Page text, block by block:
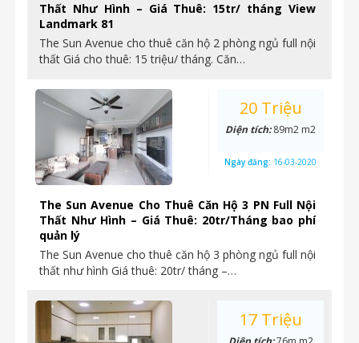
Thất Như Hình – Giá Thuê: 15tr/ tháng View
Landmark 81
The Sun Avenue cho thuê căn hộ 2 phòng ngủ full nội
thất Giá cho thuê: 15 triệu/ tháng. Căn…
The Sun Avenue Cho Thuê Căn Hộ 3 PN Full Nội
Thất Như Hình – Giá Thuê: 20tr/Tháng bao phí
quản lý
The Sun Avenue cho thuê căn hộ 3 phòng ngủ full nội
thất như hình Giá thuê: 20tr/ tháng –…
20 Triệu
Diện tích:89m2 m2
Ngày đăng: 16-03-2020
17 Triệu